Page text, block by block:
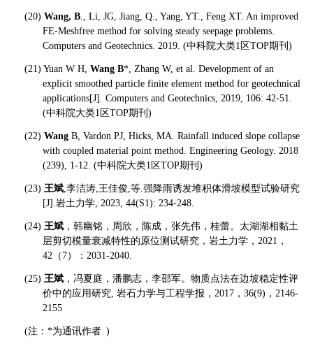
(20) Wang, B., Li, JG, Jiang, Q., Yang, YT., Feng XT. An improved
FE-Meshfree method for solving steady seepage problems.
Computers and Geotechnics. 2019. (中科院大类1区TOP期刊)
(21) Yuan W H, Wang B*, Zhang W, et al. Development of an
explicit smoothed particle finite element method for geotechnical
applications[J]. Computers and Geotechnics, 2019, 106: 42-51.
(中科院大类1区TOP期刊)
(22) Wang B, Vardon PJ, Hicks, MA. Rainfall induced slope collapse
with coupled material point method. Engineering Geology. 2018
(239), 1-12. (中科院大类1区TOP期刊)
(23) 王斌,李洁涛,王佳俊,等.强降雨诱发堆积体滑坡模型试验研究
[J].岩土力学, 2023, 44(S1): 234-248.
(24) 王斌 ，韩幽铭，周欣，陈成，张先伟，桂蕾。太湖湖相黏土
层剪切模量衰减特性的原位测试研究，岩土力学，2021，
42（7）：2031-2040.
(25) 王斌 ，冯夏庭，潘鹏志，李邵军。物质点法在边坡稳定性评
价中的应用研究, 岩石力学与工程学报，2017，36(9)，2146-
2155
(注： *为通讯作者 )